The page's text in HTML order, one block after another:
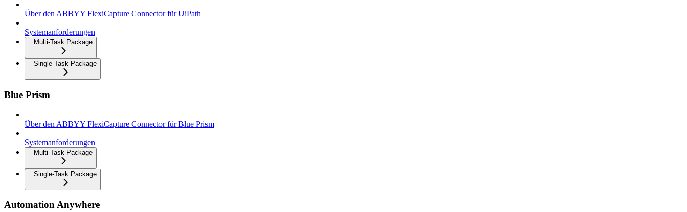
Über den ABBYY FlexiCapture Connector für UiPath
Systemanforderungen
Multi-Task Package
Single-Task Package
Blue Prism
Über den ABBYY FlexiCapture Connector für Blue Prism
Systemanforderungen
Multi-Task Package
Single-Task Package
Automation Anywhere